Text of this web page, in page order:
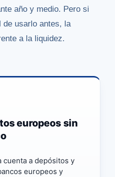
año y medio. Pero si
de usarlo antes, la
a la liquidez.
europeos sin
cuenta a depósitos y
europeos y